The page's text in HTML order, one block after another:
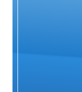
«ՑԱՅԳ»
իրականացնում է